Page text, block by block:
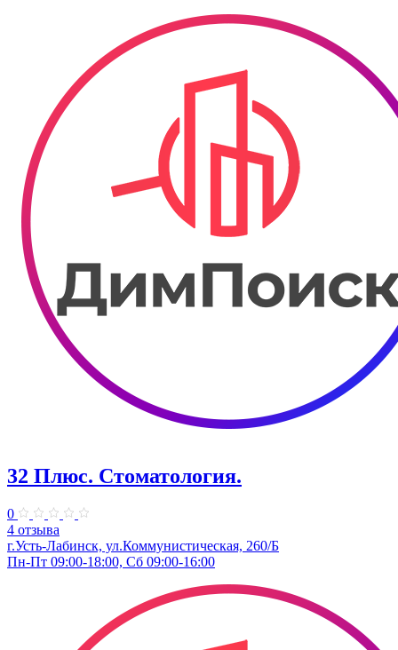
32 Плюс. Стоматология.
0
4 отзыва
г.Усть-Лабинск, ул.Коммунистическая, 260/Б
Пн-Пт 09:00-18:00, Сб 09:00-16:00